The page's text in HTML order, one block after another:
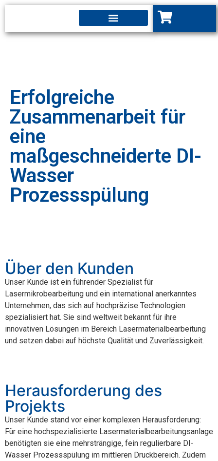
Erfolgreiche
Zusammenarbeit für
eine
maßgeschneiderte DI-
Wasser
Prozessspülung
Über den Kunden
Unser Kunde ist ein führender Spezialist für
Lasermikrobearbeitung und ein international anerkanntes
Unternehmen, das sich auf hochpräzise Technologien
spezialisiert hat. Sie sind weltweit bekannt für ihre
innovativen Lösungen im Bereich Lasermaterialbearbeitung
und setzen dabei auf höchste Qualität und Zuverlässigkeit.
Herausforderung des
Projekts
Unser Kunde stand vor einer komplexen Herausforderung:
Für eine hochspezialisierte Lasermaterialbearbeitungsanlage
benötigten sie eine mehrsträngige, fein regulierbare DI-
Wasser Prozessspülung im mittleren Druckbereich. Zudem